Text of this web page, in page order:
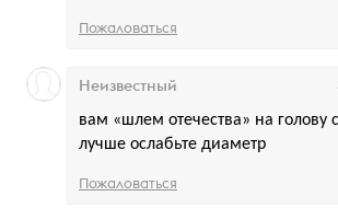
Пожаловаться
вам «шлем отечества» на голову
лучше ослабьте диаметр
Неизвестный
Пожаловаться